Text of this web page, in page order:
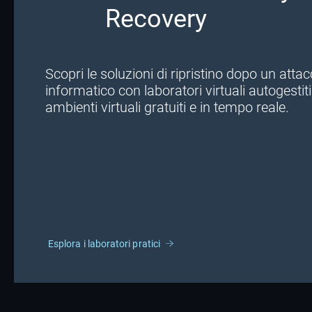
Recovery
Scopri le soluzioni di ripristino dopo un
informatico con laboratori virtuali
ambienti virtuali gratuiti e in tempo reale.
Esplora i laboratori pratici